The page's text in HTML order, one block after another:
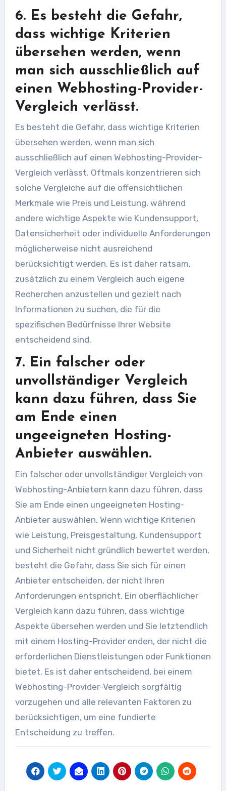
6. Es besteht die Gefahr,
dass wichtige Kriterien
übersehen werden, wenn
man sich ausschließlich auf
einen Webhosting-Provider-
Vergleich verlässt.
Es besteht die Gefahr, dass wichtige Kriterien
übersehen werden, wenn man sich
ausschließlich auf einen Webhosting-Provider-
Vergleich verlässt. Oftmals konzentrieren sich
solche Vergleiche auf die offensichtlichen
Merkmale wie Preis und Leistung, während
andere wichtige Aspekte wie Kundensupport,
Datensicherheit oder individuelle Anforderungen
möglicherweise nicht ausreichend
berücksichtigt werden. Es ist daher ratsam,
zusätzlich zu einem Vergleich auch eigene
Recherchen anzustellen und gezielt nach
Informationen zu suchen, die für die
spezifischen Bedürfnisse Ihrer Website
entscheidend sind.
7. Ein falscher oder
unvollständiger Vergleich
kann dazu führen, dass Sie
am Ende einen
ungeeigneten Hosting-
Anbieter auswählen.
Ein falscher oder unvollständiger Vergleich von
Webhosting-Anbietern kann dazu führen, dass
Sie am Ende einen ungeeigneten Hosting-
Anbieter auswählen. Wenn wichtige Kriterien
wie Leistung, Preisgestaltung, Kundensupport
und Sicherheit nicht gründlich bewertet werden,
besteht die Gefahr, dass Sie sich für einen
Anbieter entscheiden, der nicht Ihren
Anforderungen entspricht. Ein oberflächlicher
Vergleich kann dazu führen, dass wichtige
Aspekte übersehen werden und Sie letztendlich
mit einem Hosting-Provider enden, der nicht die
erforderlichen Dienstleistungen oder Funktionen
bietet. Es ist daher entscheidend, bei einem
Webhosting-Provider-Vergleich sorgfältig
vorzugehen und alle relevanten Faktoren zu
berücksichtigen, um eine fundierte
Entscheidung zu treffen.